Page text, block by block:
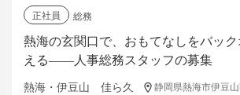
正社員
総務
熱海の玄関口で、おもてなしをバッ
える——人事総務スタッフの募集
熱海・伊豆山 佳ら久 静岡県熱海市伊豆山